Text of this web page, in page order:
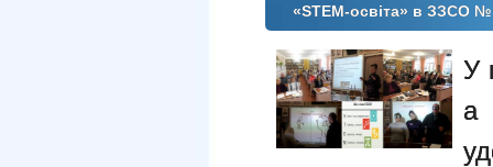
«STEM-освіта» в ЗЗСО
У